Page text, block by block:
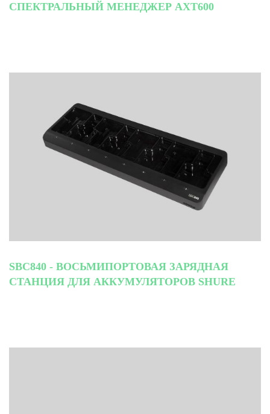
СПЕКТРАЛЬНЫЙ МЕНЕДЖЕР AXT600
SBC840 - ВОСЬМИПОРТОВАЯ ЗАРЯДНАЯ
СТАНЦИЯ ДЛЯ АККУМУЛЯТОРОВ SHURE